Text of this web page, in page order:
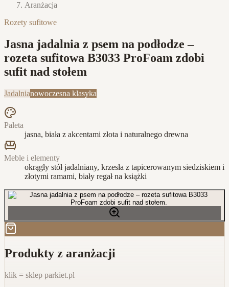
Aranżacja
Rozety sufitowe
Jasna jadalnia z psem na podłodze –
rozeta sufitowa B3033 ProFoam zdobi
sufit nad stołem
Jadalnianowoczesna klasyka
Paleta
jasna, biała z akcentami złota i naturalnego drewna
Meble i elementy
okrągły stół jadalniany, krzesła z tapicerowanym siedziskiem i
złotymi ramami, biały regał na książki
Produkty z aranżacji
klik = sklep parkiet.pl